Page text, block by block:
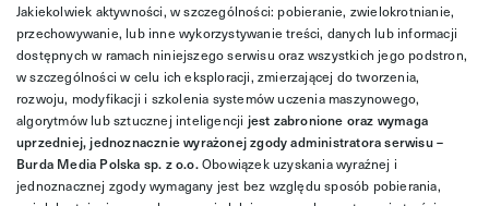
Jakiekolwiek aktywności, w szczególności: pobieranie, zwielokrotnianie,
przechowywanie, lub inne wykorzystywanie treści, danych lub informacji
dostępnych w ramach niniejszego serwisu oraz wszystkich jego podstron,
w szczególności w celu ich eksploracji, zmierzającej do tworzenia,
rozwoju, modyfikacji i szkolenia systemów uczenia maszynowego,
algorytmów lub sztucznej inteligencji jest zabronione oraz wymaga
uprzedniej, jednoznacznie wyrażonej zgody administratora serwisu –
Burda Media Polska sp. z o.o.Obowiązek uzyskania wyraźnej i
jednoznacznej zgody wymagany jest bez względu sposób pobierania,